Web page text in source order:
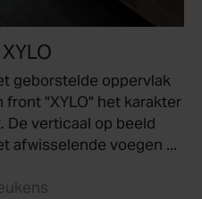
geborstelde oppervlak
"XYLO" het karakter
De verticaal op beeld
afwisselende voegen ...